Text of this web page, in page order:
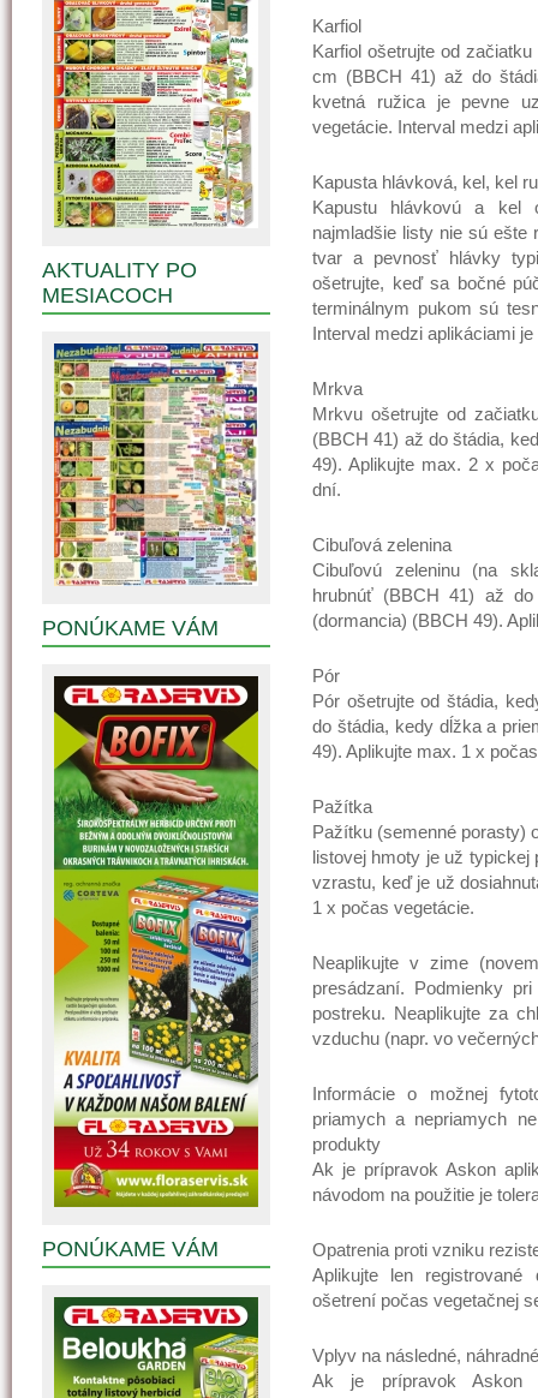
Karfiol
Karfiol ošetrujte od
cm (BBCH 41) až do
kvetná ružica je pevne
vegetácie. Interval medzi
Kapusta hlávková, kel, kel
Kapustu hlávkovú a kel
najmladšie listy nie sú
tvar a pevnosť hlávky
ošetrujte, keď sa bočné
terminálnym pukom sú
Interval medzi aplikáciami
Mrkva
Mrkvu ošetrujte od
(BBCH 41) až do štádia,
49). Aplikujte max. 2 x
dní.
Cibuľová zelenina
Cibuľovú zeleninu (na
hrubnúť (BBCH 41) až
(dormancia) (BBCH 49).
Pór
Pór ošetrujte od štádia,
do štádia, kedy dĺžka a
49). Aplikujte max. 1 x
Pažítka
Pažítku (semenné porasty)
listovej hmoty je už typickej
vzrastu, keď je už
1 x počas vegetácie.
Neaplikujte v zime
presádzaní. Podmienky
postreku. Neaplikujte za
vzduchu (napr. vo
Informácie o možnej
priamych a nepriamych
produkty
Ak je prípravok Askon
návodom na použitie je
Opatrenia proti vzniku
Aplikujte len
ošetrení počas vegetačnej
Vplyv na následné,
Ak je prípravok Askon
AKTUALITY PO
MESIACOCH
PONÚKAME VÁM
PONÚKAME VÁM